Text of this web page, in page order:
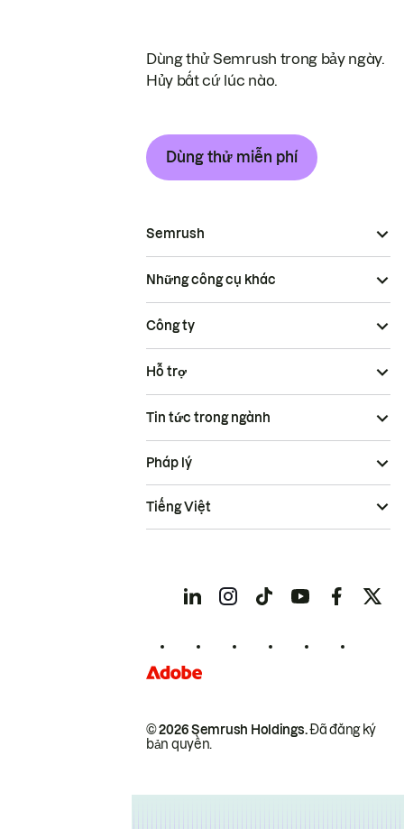
Dùng thử Semrush trong bảy ngày.
Hủy bất cứ lúc nào.
Dùng thử miễn phí
Semrush
Những công cụ khác
Công ty
Hỗ trợ
Tin tức trong ngành
© 2026 Semrush Holdings.Đã đăng ký
bản quyền.
Pháp lý
Tiếng Việt